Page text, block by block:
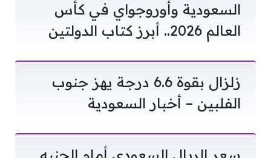
السعودية وأوروجواي في كأس
العالم 2026.. أبرز كتاب الدولتين
زلزال بقوة 6.6 درجة يهز جنوب
الفلبين – أخبار السعودية